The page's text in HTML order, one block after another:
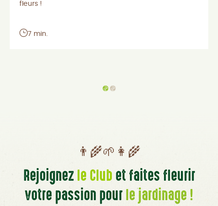
fleurs !
7 min.
👨‍🌾🌱👩‍🌾
Rejoignezle Clubet faites fleurir
votre passion pourle jardinage !